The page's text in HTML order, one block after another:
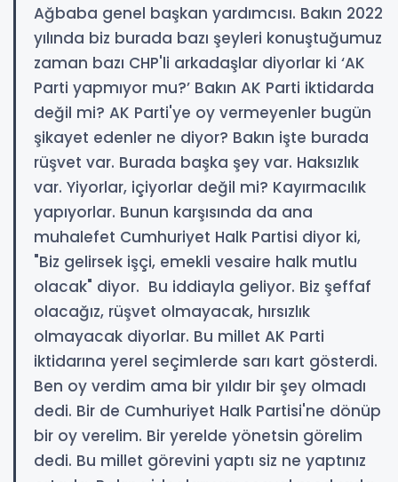
Ağbaba genel başkan yardımcısı. Bakın 2022
yılında biz burada bazı şeyleri konuştuğumuz
zaman bazı CHP'li arkadaşlar diyorlar ki ‘AK
Parti yapmıyor mu?’ Bakın AK Parti iktidarda
değil mi? AK Parti'ye oy vermeyenler bugün
şikayet edenler ne diyor? Bakın işte burada
rüşvet var. Burada başka şey var. Haksızlık
var. Yiyorlar, içiyorlar değil mi? Kayırmacılık
yapıyorlar. Bunun karşısında da ana
muhalefet Cumhuriyet Halk Partisi diyor ki,
"Biz gelirsek işçi, emekli vesaire halk mutlu
olacak" diyor. Bu iddiayla geliyor. Biz şeffaf
olacağız, rüşvet olmayacak, hırsızlık
olmayacak diyorlar. Bu millet AK Parti
iktidarına yerel seçimlerde sarı kart gösterdi.
Ben oy verdim ama bir yıldır bir şey olmadı
dedi. Bir de Cumhuriyet Halk Partisi'ne dönüp
bir oy verelim. Bir yerelde yönetsin görelim
dedi. Bu millet görevini yaptı siz ne yaptınız